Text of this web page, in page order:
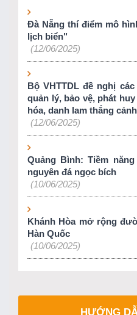
Đà Nẵng thí điểm mô
lịch biển"
(12/06/2025)
Bộ VHTTDL đề nghị
quản lý, bảo vệ, phát
hóa, danh lam thắng cảnh
(12/06/2025)
Quảng Bình: Tiềm
nguyên đá ngọc bích
(10/06/2025)
Khánh Hòa mở rộng
Hàn Quốc
(10/06/2025)
HƯỚNG